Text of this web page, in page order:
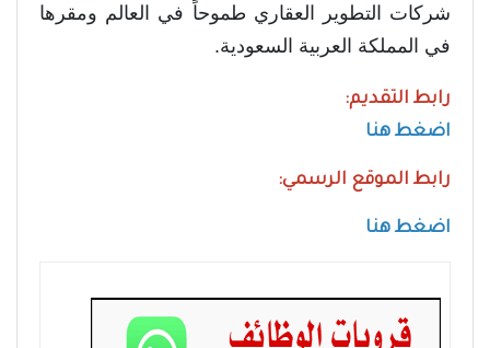
شركات التطوير العقاري طموحاً في العالم ومقرها
في المملكة العربية السعودية.
رابط التقديم:
اضغط هنا
رابط الموقع الرسمي:
اضغط هنا